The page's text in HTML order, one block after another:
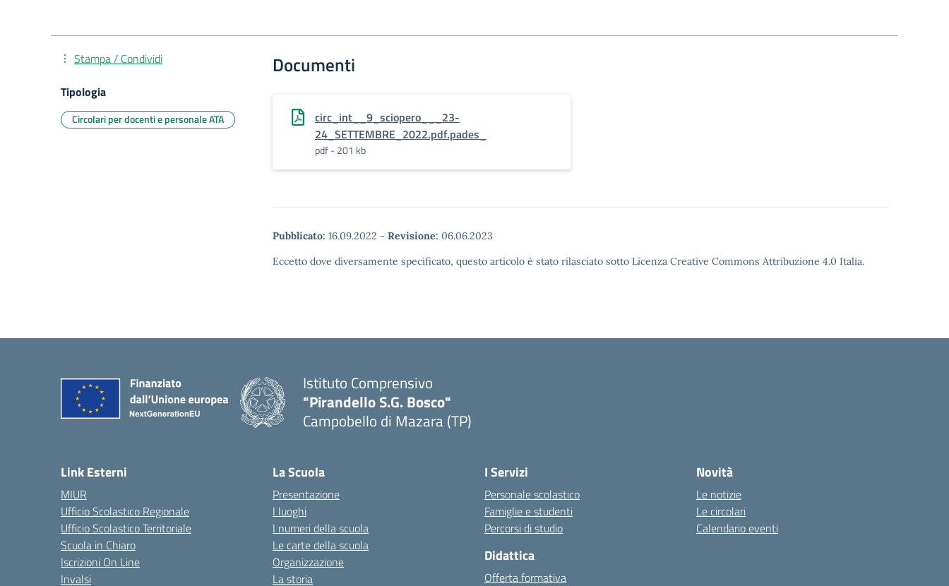
Documenti
circ_int__9_sciopero___23-
24_SETTEMBRE_2022.pdf.pades_
pdf - 201 kb
Pubblicato: 16.09.2022 - Revisione: 06.06.2023
Eccetto dove diversamente specificato, questo articolo è stato rilasciato sotto Licenza Creative Commons Attribuzione 4.0 Italia.
Stampa / Condividi
Tipologia
Circolari per docenti e personale ATA
Istituto Comprensivo
"Pirandello S.G. Bosco"
Campobello di Mazara (TP)
Link Esterni
MIUR
Ufficio Scolastico Regionale
Ufficio Scolastico Territoriale
Scuola in Chiaro
Iscrizioni On Line
Invalsi
La Scuola
Presentazione
I luoghi
I numeri della scuola
Le carte della scuola
Organizzazione
La storia
I Servizi
Personale scolastico
Famiglie e studenti
Percorsi di studio
Didattica
Offerta formativa
Novità
Le notizie
Le circolari
Calendario eventi